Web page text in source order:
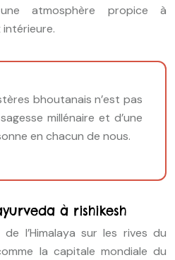
atmosphère propice à
bhoutanais n’est pas
millénaire et d’une
en chacun de nous.
à rishikesh
l’Himalaya sur les rives du
la capitale mondiale du